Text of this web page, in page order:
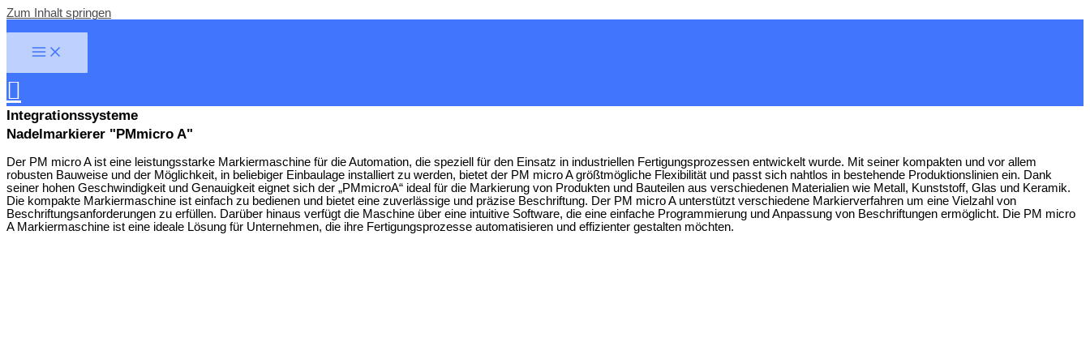
Zum Inhalt springen
Integrationssysteme
Nadelmarkierer "PMmicro A"
Der PM micro A ist eine leistungsstarke Markiermaschine für die Automation, die speziell für den Einsatz in industriellen Fertigungsprozessen entwickelt wurde. Mit seiner kompakten und vor allem
robusten Bauweise und der Möglichkeit, in beliebiger Einbaulage installiert zu werden, bietet der PM micro A größtmögliche Flexibilität und passt sich nahtlos in bestehende Produktionslinien ein. Dank
seiner hohen Geschwindigkeit und Genauigkeit eignet sich der „PMmicroA“ ideal für die Markierung von Produkten und Bauteilen aus verschiedenen Materialien wie Metall, Kunststoff, Glas und Keramik.
Die kompakte Markiermaschine ist einfach zu bedienen und bietet eine zuverlässige und präzise Beschriftung. Der PM micro A unterstützt verschiedene Markierverfahren um eine Vielzahl von
Beschriftungsanforderungen zu erfüllen. Darüber hinaus verfügt die Maschine über eine intuitive Software, die eine einfache Programmierung und Anpassung von Beschriftungen ermöglicht. Die PM micro
A Markiermaschine ist eine ideale Lösung für Unternehmen, die ihre Fertigungsprozesse automatisieren und effizienter gestalten möchten.